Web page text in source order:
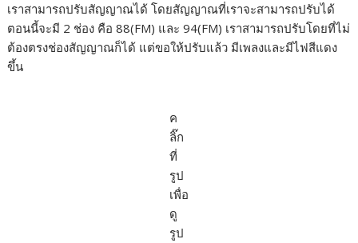
เราสามารถปรับสัญญาณได้ โดยสัญญาณที่เราจะสามารถปรับได้
ตอนนี้จะมี 2 ช่อง คือ 88(FM) และ 94(FM) เราสามารถปรับโดยที่ไม่
ต้องตรงช่องสัญญาณก็ได้ แต่ขอให้ปรับแล้ว มีเพลงและมีไฟสีแดง
ขึ้น
ค
ลิ๊ก
ที่
รูป
เพื่อ
ดู
รูป